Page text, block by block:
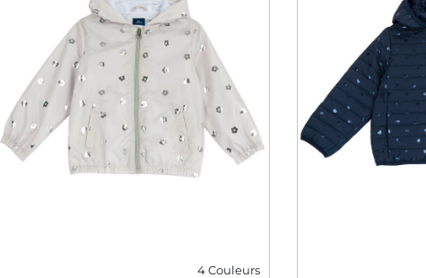
4 Couleurs